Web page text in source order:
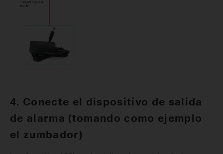
4. Conecte el dispositivo de salida
de alarma (tomando como ejemplo
el zumbador)